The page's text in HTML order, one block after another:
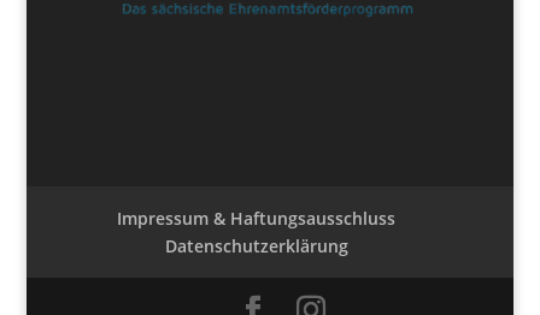
Impressum & Haftungsausschluss
Datenschutzerklärung